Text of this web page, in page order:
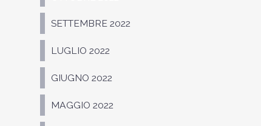
SETTEMBRE 2022
LUGLIO 2022
GIUGNO 2022
MAGGIO 2022